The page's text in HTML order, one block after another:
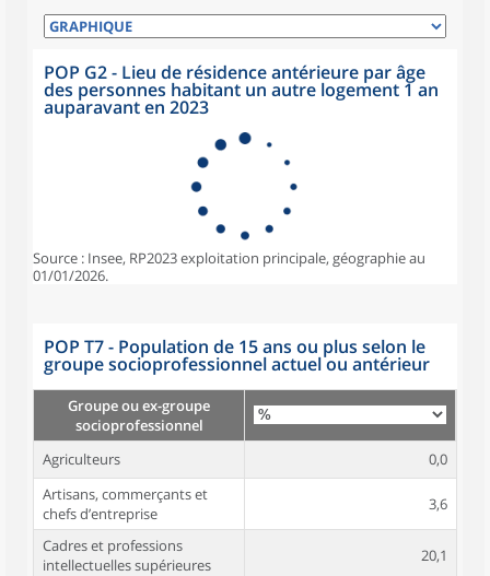
POP G2 - Lieu de résidence antérieure par âge
des personnes habitant un autre logement 1 an
auparavant en 2023
Source : Insee, RP2023 exploitation principale, géographie au
01/01/2026.
POP T7 - Population de 15 ans ou plus selon le
groupe socioprofessionnel actuel ou antérieur
Groupe ou ex-groupe
socioprofessionnel
Agriculteurs
0,0
Artisans, commerçants et
chefs d’entreprise
3,6
Cadres et professions
intellectuelles supérieures
20,1